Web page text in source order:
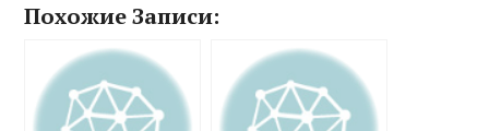
Похожие Записи: